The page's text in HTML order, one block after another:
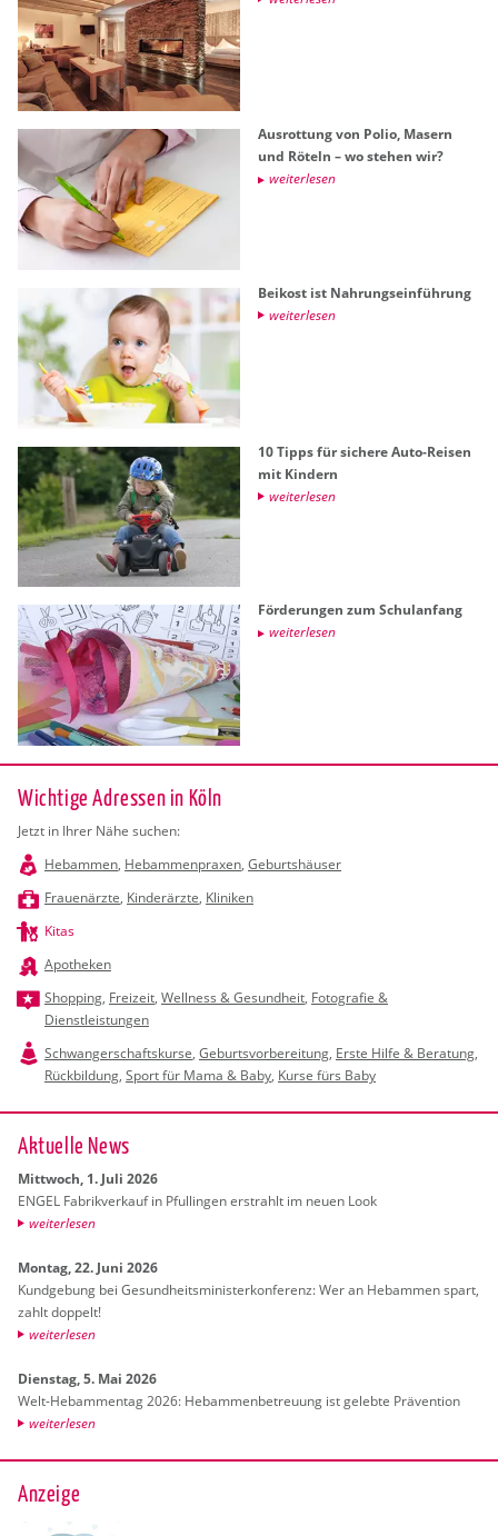
Aus­rot­tung von Polio, Ma­sern
und Rö­teln – wo ste­hen wir?
wei­ter­le­sen
Bei­kost ist Nah­rungs­ein­füh­rung
wei­ter­le­sen
10 Tipps für si­che­re Auto-Rei­sen
mit Kin­dern
wei­ter­le­sen
För­de­run­gen zum Schul­an­fang
wei­ter­le­sen
Wichtige Adressen in Köln
Jetzt in Ihrer Nähe suchen:
Hebammen, Hebammenpraxen, Geburtshäuser
Frauenärzte, Kinderärzte, Kliniken
Kitas
Apotheken
Shopping, Freizeit, Wellness & Gesundheit, Fotografie &
Dienstleistungen
Schwangerschaftskurse, Geburtsvorbereitung, Erste Hilfe & Beratung,
Rückbildung, Sport für Mama & Baby, Kurse fürs Baby
Ak­tu­el­le News
Mitt­woch, 1. Juli 2026
ENGEL Fa­brik­ver­kauf in Pful­lin­gen er­strahlt im neuen Look
wei­ter­le­sen
Mon­tag, 22. Juni 2026
Kund­ge­bung bei Ge­sund­heits­mi­nis­ter­kon­fe­renz: Wer an Heb­am­men spart,
zahlt dop­pelt!
wei­ter­le­sen
Diens­tag, 5. Mai 2026
Welt-Heb­am­men­tag 2026: Heb­am­men­be­treu­ung ist ge­leb­te Prä­ven­ti­on
wei­ter­le­sen
Anzeige